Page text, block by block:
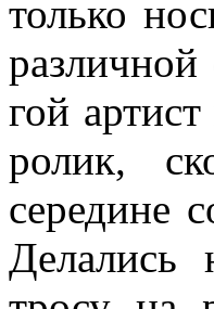
только
гой
ролик,
середине
Делались